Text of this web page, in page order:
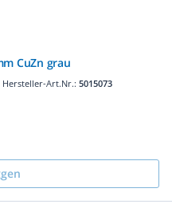
CuZn grau
Hersteller-Art.Nr.: 5015073